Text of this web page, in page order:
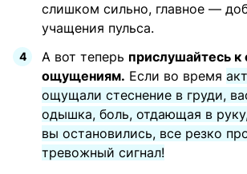
слишком сильно, главное —
учащения пульса.
А вот теперь прислушайтесь к
ощущениям. Если во время
ощущали стеснение в груди,
одышка, боль, отдающая в
вы остановились, все резко
тревожный сигнал!